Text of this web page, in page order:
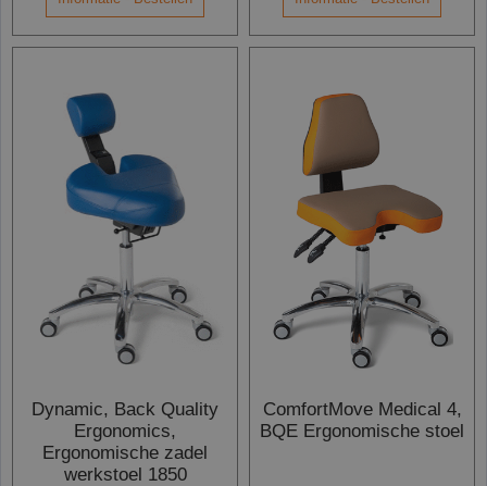
Dynamic, Back Quality
Ergonomics,
Ergonomische zadel
werkstoel 1850
ComfortMove Medical 4,
BQE Ergonomische stoel